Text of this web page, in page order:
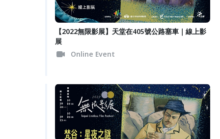
【2022無限影展】天堂在405號公路塞車｜線上影
展
Online Event